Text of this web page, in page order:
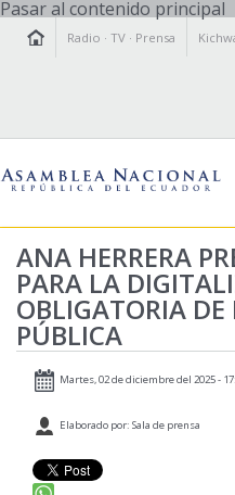
Pasar al contenido principal
Radio ·TV · Prensa
LA ASAMBLEA
LEGISLAMOS
FISCALIZAMOS
TRANSPARENCIA
PARTICIPACIÓN
RELACIONES INTERNACIONALES
AGENDA
ANA HERRERA
PARA LA
OBLIGATORIA
PÚBLICA
Martes, 02 de diciembre del 2025 -
Elaborado por: Sala de prensa